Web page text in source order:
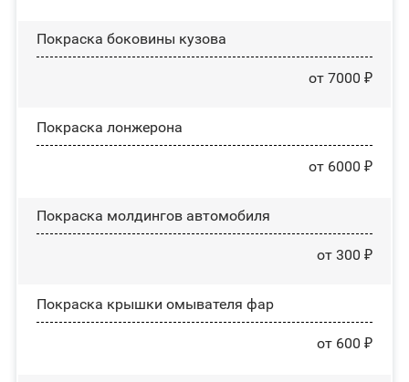
Покраска боковины кузова
от 7000 ₽
Покраска лонжерона
от 6000 ₽
Покраска молдингов автомобиля
от 300 ₽
Покраска крышки омывателя фар
от 600 ₽